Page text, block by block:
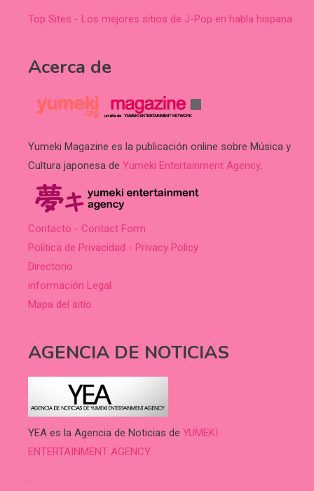
Top Sites - Los mejores sitios de J-Pop en habla hispana
Acerca de
Yumeki Magazine es la publicación online sobre Música y
Cultura japonesa de Yumeki Entertainment Agency.
Contacto - Contact Form
Política de Privacidad - Privacy Policy
Directorio
información Legal
Mapa del sitio
AGENCIA DE NOTICIAS
YEA es la Agencia de Noticias de YUMEKI
ENTERTAINMENT AGENCY.
.